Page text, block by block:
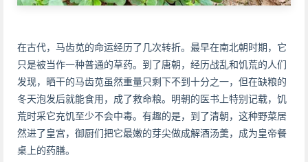
在古代，马齿苋的命运经历了几次转折。最早在南北朝时期，它
只是被当作一种普通的草药。到了唐朝，经历战乱和饥荒的人们
发现，晒干的马齿苋虽然重量只剩下不到十分之一，但在缺粮的
冬天泡发后就能食用，成了救命粮。明朝的医书上特别记载，饥
荒时采它充饥至少不会中毒。有趣的是，到了清朝，这种野菜居
然进了皇宫，御厨们把它最嫩的芽尖做成解酒汤羹，成为皇帝餐
桌上的药膳。